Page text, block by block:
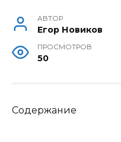
АВТОР
Егор Новиков
ПРОСМОТРОВ
50
Содержание